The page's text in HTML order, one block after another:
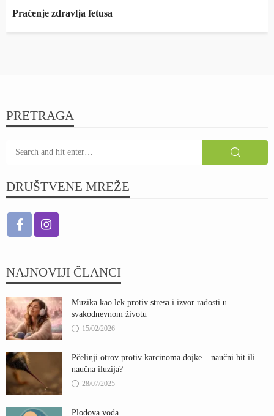
Praćenje zdravlja fetusa
PRETRAGA
DRUŠTVENE MREŽE
NAJNOVIJI ČLANCI
Muzika kao lek protiv stresa i izvor radosti u
svakodnevnom životu
15/02/2026
Pčelinji otrov protiv karcinoma dojke – naučni hit ili
naučna iluzija?
28/07/2025
Plodova voda